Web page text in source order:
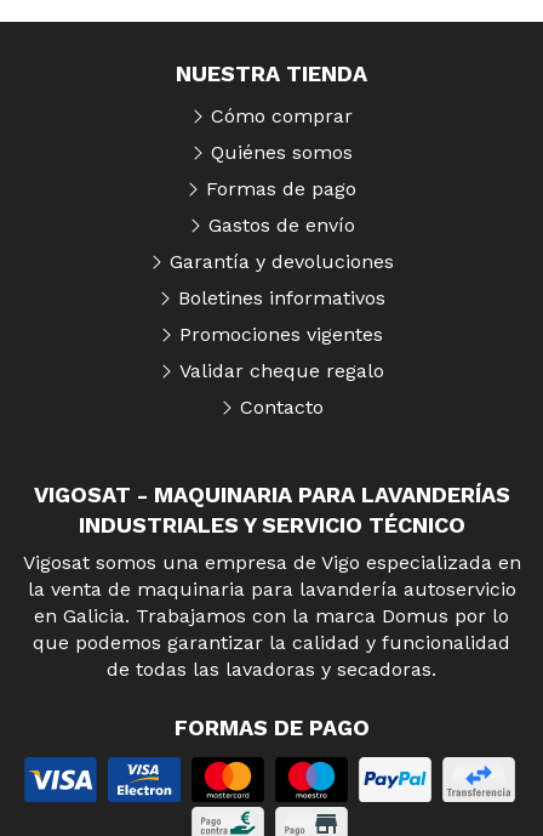
VIGOSAT - MAQUINARIA PARA LAVANDERÍAS
INDUSTRIALES Y SERVICIO TÉCNICO
Vigosat somos una empresa de Vigo especializada en
la venta de maquinaria para lavandería autoservicio
en Galicia. Trabajamos con la marca Domus por lo
que podemos garantizar la calidad y funcionalidad
de todas las lavadoras y secadoras.
FORMAS DE PAGO
NUESTRA TIENDA
Cómo comprar
Quiénes somos
Formas de pago
Gastos de envío
Garantía y devoluciones
Boletines informativos
Promociones vigentes
Validar cheque regalo
Contacto